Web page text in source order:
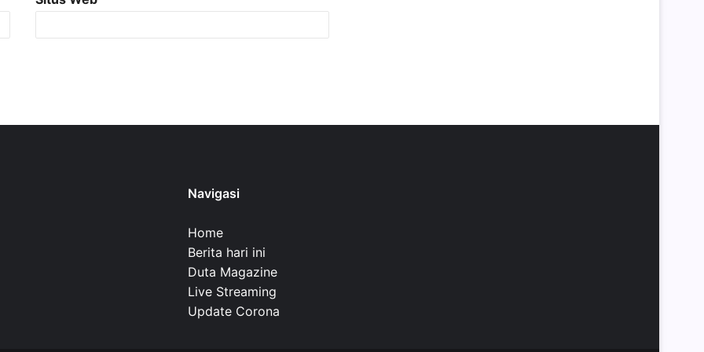
Navigasi
Home
Berita hari ini
Duta Magazine
Live Streaming
Update Corona